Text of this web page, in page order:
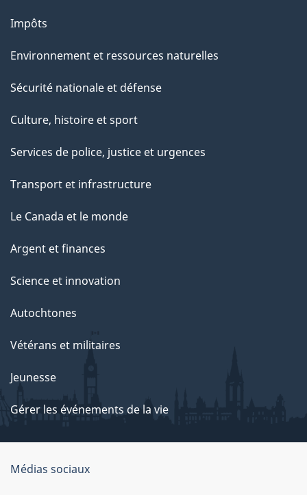
Impôts
Environnement et ressources naturelles
Sécurité nationale et défense
Culture, histoire et sport
Services de police, justice et urgences
Transport et infrastructure
Le Canada et le monde
Argent et finances
Science et innovation
Autochtones
Vétérans et militaires
Jeunesse
Gérer les événements de la vie
Organisation
Médias sociaux